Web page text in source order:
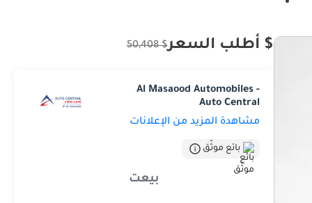
$ أطلب السعر$ 50,408
Al Masaood Automobiles -
Auto Central
مشاهدة المزيد من الإعلانات
بائع موثّق
بيعت